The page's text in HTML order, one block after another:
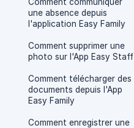
une absence depuis
l'application Easy Family
Comment supprimer une
photo sur l'App Easy Staff
Comment télécharger des
documents depuis l'App
Easy Family
Comment enregistrer une